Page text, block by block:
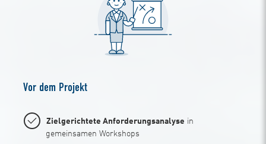
Vor dem Projekt
Zielgerichtete Anforderungsanalyse in
gemeinsamen Workshops